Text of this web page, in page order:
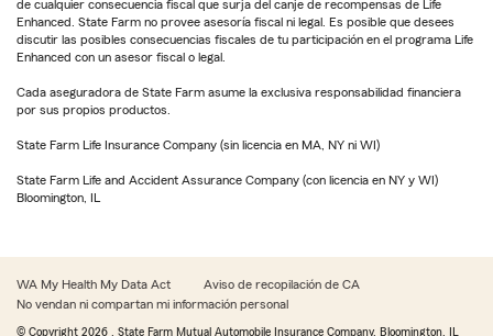
de cualquier consecuencia fiscal que surja del canje de recompensas de Life
Enhanced. State Farm no provee asesoría fiscal ni legal. Es posible que desees
discutir las posibles consecuencias fiscales de tu participación en el programa Life
Enhanced con un asesor fiscal o legal.
Cada aseguradora de State Farm asume la exclusiva responsabilidad financiera
por sus propios productos.
State Farm Life Insurance Company (sin licencia en MA, NY ni WI)
State Farm Life and Accident Assurance Company (con licencia en NY y WI)
Bloomington, IL
WA My Health My Data Act
Aviso de recopilación de CA
No vendan ni compartan mi información personal
© Copyright 2026 , State Farm Mutual Automobile Insurance Company, Bloomington, IL